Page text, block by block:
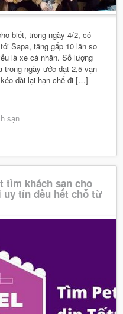
biết, trong ngày 4/2, có
Sapa, tăng gấp 10 lần so
là xe cá nhân. Số lượng
trong ngày ước đạt 2,5 vạn
dài lại hạn chế đi […]
sạn
tìm khách sạn cho
uy tín đều hết chỗ từ